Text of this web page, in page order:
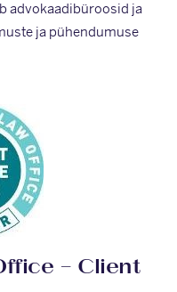
advokaadibüroosid ja
ja pühendumuse
– Client